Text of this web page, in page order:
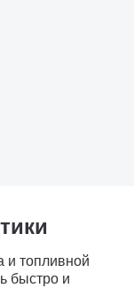
и топливной
быстро и